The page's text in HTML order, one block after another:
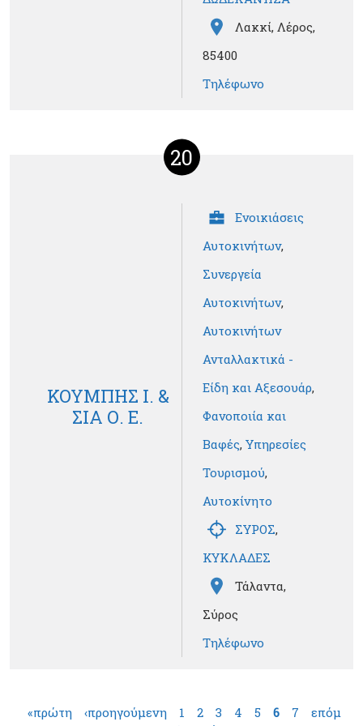
Λακκί, Λέρος,
85400
Τηλέφωνο
20
ΚΟΥΜΠΗΣ Ι. &
ΣΙΑ Ο. Ε.
Ενοικιάσεις
Αυτοκινήτων,
Συνεργεία
Αυτοκινήτων,
Αυτοκινήτων
Ανταλλακτικά -
Είδη και Αξεσουάρ,
Φανοποιία και
Βαφές, Υπηρεσίες
Τουρισμού,
Αυτοκίνητο
ΣΥΡΟΣ,
ΚΥΚΛΑΔΕΣ
Τάλαντα,
Σύρος
Τηλέφωνο
«πρώτη ‹προηγούμενη 1 2 3 4 5 6 7
επόμ